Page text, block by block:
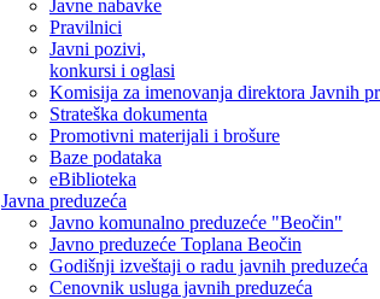
Javne nabavke
Pravilnici
Javni pozivi,
konkursi i oglasi
Komisija za imenovanja direktora Javnih
Strateška dokumenta
Promotivni materijali i brošure
Baze podataka
eBiblioteka
Javna preduzeća
Javno komunalno preduzeće "Beočin"
Javno preduzeće Toplana Beočin
Godišnji izveštaji o radu javnih preduzeća
Cenovnik usluga javnih preduzeća